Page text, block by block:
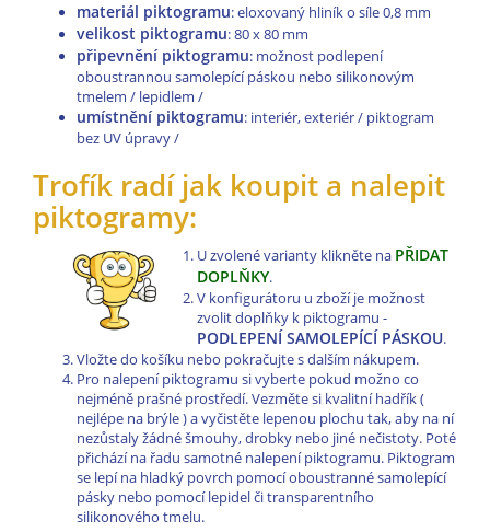
materiál piktogramu: eloxovaný hliník o síle 0,8 mm
velikost piktogramu: 80 x 80 mm
připevnění piktogramu: možnost podlepení
oboustrannou samolepící páskou nebo silikonovým
tmelem / lepidlem /
umístnění piktogramu: interiér, exteriér / piktogram
bez UV úpravy /
Trofík radí jak koupit a nalepit
piktogramy:
U zvolené varianty klikněte na PŘIDAT
DOPLŇKY.
V konfigurátoru u zboží je možnost
zvolit doplňky k piktogramu -
PODLEPENÍ SAMOLEPÍCÍ PÁSKOU.
Vložte do košíku nebo pokračujte s dalším nákupem.
Pro nalepení piktogramu si vyberte pokud možno co
nejméně prašné prostředí. Vezměte si kvalitní hadřík (
nejlépe na brýle ) a vyčistěte lepenou plochu tak, aby na ní
nezůstaly žádné šmouhy, drobky nebo jiné nečistoty. Poté
přichází na řadu samotné nalepení piktogramu. Piktogram
se lepí na hladký povrch pomocí oboustranné samolepící
pásky nebo pomocí lepidel či transparentního
silikonového tmelu.